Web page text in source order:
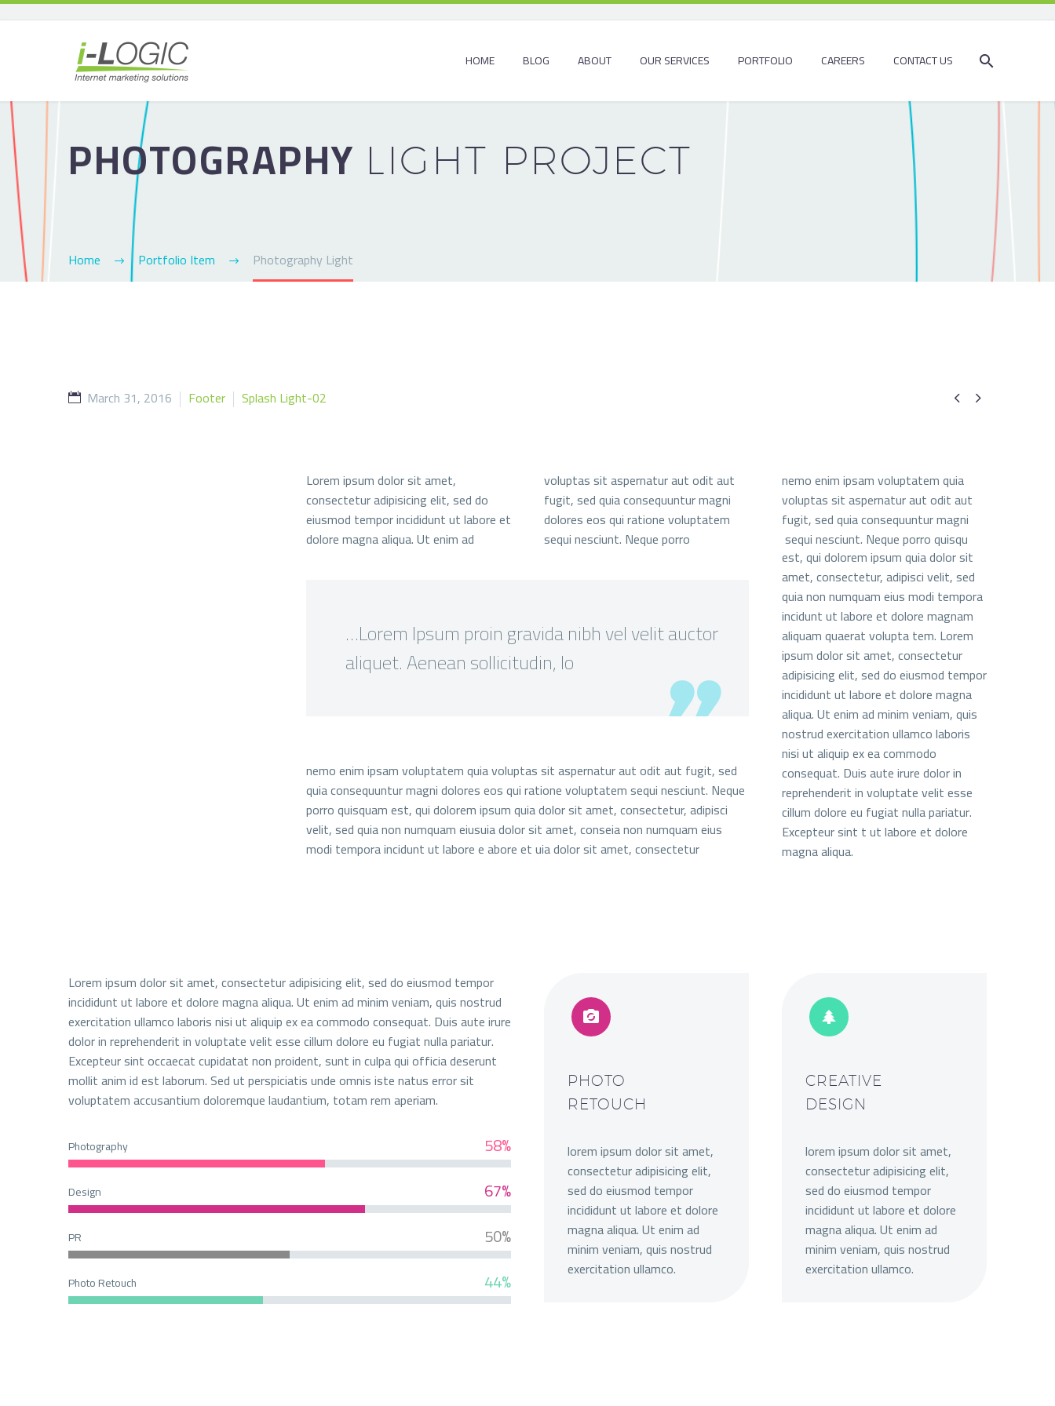
HOME BLOG ABOUT OUR SERVICES PORTFOLIO CAREERS CONTACT US
PHOTOGRAPHY LIGHT PROJECT
Home Portfolio Item Photography Light
 
March 31, 2016 Footer Splash Light-02
Lorem ipsum dolor sit amet,
consectetur adipisicing elit, sed do
eiusmod tempor incididunt ut labore et
dolore magna aliqua. Ut enim ad
voluptas sit aspernatur aut odit aut
fugit, sed quia consequuntur magni
dolores eos qui ratione voluptatem
sequi nesciunt. Neque porro
nemo enim ipsam voluptatem quia
voluptas sit aspernatur aut odit aut
fugit, sed quia consequuntur magni
sequi nesciunt. Neque porro quisqu
…Lorem Ipsum proin gravida nibh vel velit auctor
aliquet. Aenean sollicitudin, lo
nemo enim ipsam voluptatem quia voluptas sit aspernatur aut odit aut fugit, sed
quia consequuntur magni dolores eos qui ratione voluptatem sequi nesciunt. Neque
porro quisquam est, qui dolorem ipsum quia dolor sit amet, consectetur, adipisci
velit, sed quia non numquam eiusuia dolor sit amet, conseia non numquam eius
modi tempora incidunt ut labore e abore et uia dolor sit amet, consectetur
est, qui dolorem ipsum quia dolor sit
amet, consectetur, adipisci velit, sed
quia non numquam eius modi tempora
incidunt ut labore et dolore magnam
aliquam quaerat volupta tem. Lorem
ipsum dolor sit amet, consectetur
adipisicing elit, sed do eiusmod tempor
incididunt ut labore et dolore magna
aliqua. Ut enim ad minim veniam, quis
nostrud exercitation ullamco laboris
nisi ut aliquip ex ea commodo
consequat. Duis aute irure dolor in
reprehenderit in voluptate velit esse
cillum dolore eu fugiat nulla pariatur.
Excepteur sint t ut labore et dolore
magna aliqua.
Lorem ipsum dolor sit amet, consectetur adipisicing elit, sed do eiusmod tempor
incididunt ut labore et dolore magna aliqua. Ut enim ad minim veniam, quis nostrud
exercitation ullamco laboris nisi ut aliquip ex ea commodo consequat. Duis aute irure
dolor in reprehenderit in voluptate velit esse cillum dolore eu fugiat nulla pariatur.
Excepteur sint occaecat cupidatat non proident, sunt in culpa qui officia deserunt
mollit anim id est laborum. Sed ut perspiciatis unde omnis iste natus error sit
voluptatem accusantium doloremque laudantium, totam rem aperiam.
Photography 58%
Design 67%
PR 50%
Photo Retouch 44%


PHOTO
RETOUCH
lorem ipsum dolor sit amet,
consectetur adipisicing elit,
sed do eiusmod tempor
incididunt ut labore et dolore
magna aliqua. Ut enim ad
minim veniam, quis nostrud
exercitation ullamco.


CREATIVE
DESIGN
lorem ipsum dolor sit amet,
consectetur adipisicing elit,
sed do eiusmod tempor
incididunt ut labore et dolore
magna aliqua. Ut enim ad
minim veniam, quis nostrud
exercitation ullamco.